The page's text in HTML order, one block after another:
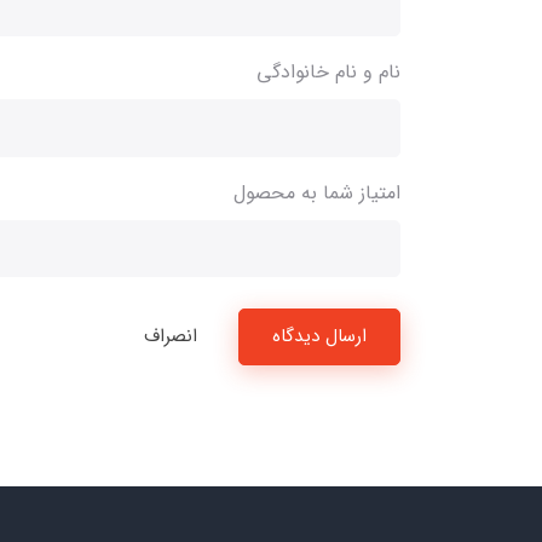
نام و نام خانوادگی
امتیاز شما به محصول
ارسال دیدگاه انصراف